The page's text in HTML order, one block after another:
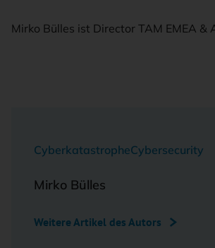
Mirko Bülles ist Director TAM EMEA &
CyberkatastropheCybersecurity
Mirko Bülles
Weitere Artikel des Autors